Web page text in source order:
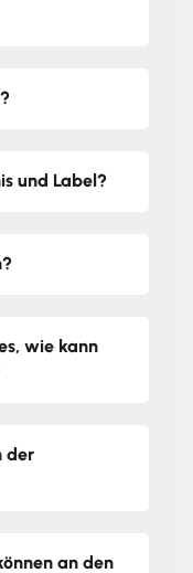
und Label?
wie kann
der
an den